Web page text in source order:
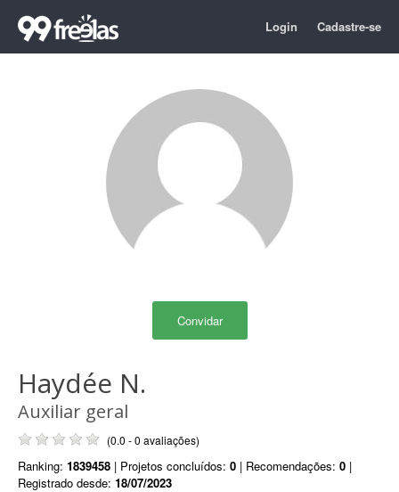
Login Cadastre-se
Convidar
Haydée N.
Auxiliar geral
(0.0 - 0 avaliações)
Ranking: 1839458 | Projetos concluídos: 0 | Recomendações: 0 |
Registrado desde: 18/07/2023